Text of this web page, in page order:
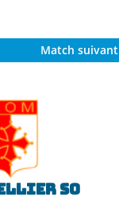
Match suivant
SO